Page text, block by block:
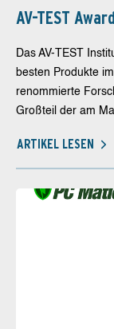
AV-TEST
Das AV-TEST
besten Produkte
renommierte
Großteil der am
ARTIKEL LESEN